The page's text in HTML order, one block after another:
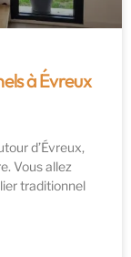
à Évreux
d’Évreux,
Vous allez
traditionnel